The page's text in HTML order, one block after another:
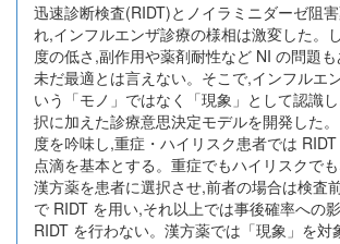
迅速診断検査(RIDT)とノイラミニダーゼ阻
れ,インフルエンザ診療の様相は激変した。
度の低さ,副作用や薬剤耐性など NI の問題
未だ最適とは言えない。そこで,インフルエ
いう「モノ」ではなく「現象」として認識
択に加えた診療意思決定モデルを開発した
度を吟味し,重症・ハイリスク患者では
点滴を基本とする。重症でもハイリスクで
漢方薬を患者に選択させ,前者の場合は検査
で RIDT を用い,それ以上では事後確率への
RIDT を行わない。漢方薬では「現象」を対